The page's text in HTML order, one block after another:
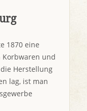
1870 eine
Korbwaren und
Herstellung
lag, ist man